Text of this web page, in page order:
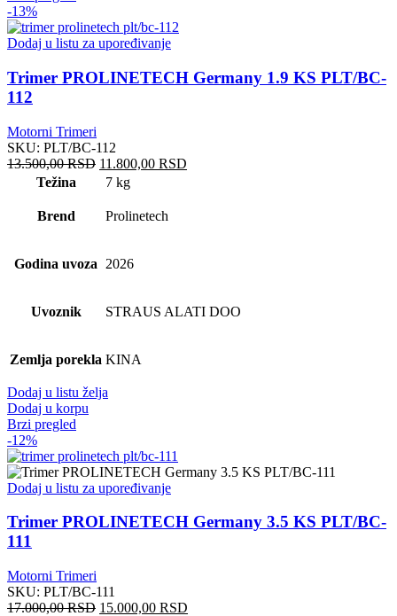
-13%
Dodaj u listu za upoređivanje
Trimer PROLINETECH Germany 1.9 KS PLT/BC-
112
Motorni Trimeri
SKU: PLT/BC-112
13.500,00RSD Originalna
cena
bila:
11.800,00 RSD
Težina 7 kg
Brend Prolinetech
Godina uvoza 2026
Uvoznik STRAUS ALATI DOO
Zemlja porekla KINA
Dodaj u listu želja
Dodaj u korpu
Brzi pregled
-12%
Dodaj u listu za upoređivanje
Trimer PROLINETECH Germany 3.5 KS PLT/BC-
111
Motorni Trimeri
SKU: PLT/BC-111
17.000,00RSD Originalna
15.000,00 RSD